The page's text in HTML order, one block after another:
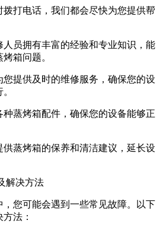
拨打电话，我们都会尽快为您提供帮
人员拥有丰富的经验和专业知识，能
箱问题。
您提供及时的维修服务，确保您的设
蒸烤箱配件，确保您的设备能够正
供蒸烤箱的保养和清洁建议，延长设
解决方法
您可能会遇到一些常见故障。以下
法：